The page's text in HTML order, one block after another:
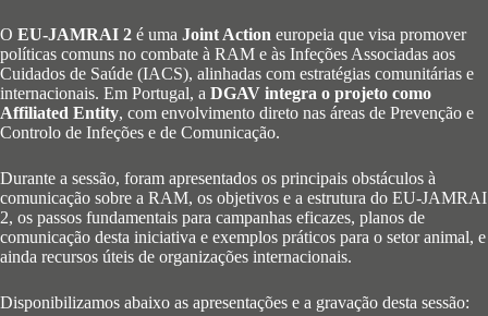
O EU-JAMRAI 2 é uma Joint Action europeia que visa promover
políticas comuns no combate à RAM e às Infeções Associadas aos
Cuidados de Saúde (IACS), alinhadas com estratégias comunitárias e
internacionais. Em Portugal, a DGAV integra o projeto como
Affiliated Entity, com envolvimento direto nas áreas de Prevenção e
Controlo de Infeções e de Comunicação.
Durante a sessão, foram apresentados os principais obstáculos à
comunicação sobre a RAM, os objetivos e a estrutura do EU-JAMRAI
2, os passos fundamentais para campanhas eficazes, planos de
comunicação desta iniciativa e exemplos práticos para o setor animal, e
ainda recursos úteis de organizações internacionais.
Disponibilizamos abaixo as apresentações e a gravação desta sessão: